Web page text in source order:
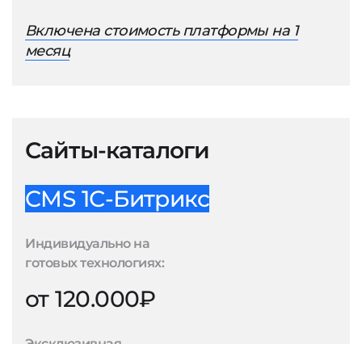
Включена стоимость платформы на 1
месяц
Сайты-каталоги
CMS 1С-Битрикс
Индивидуально на
готовых технологиях:
от 120.000₽